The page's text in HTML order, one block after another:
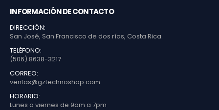
INFORMACIÓN DE CONTACTO
DIRECCIÓN:
San José, San Francisco de dos ríos, Costa Rica.
TELÉFONO:
(506) 8638-3217
CORREO:
ventas@gztechnoshop.com
HORARIO:
Lunes a viernes de 9am a 7pm